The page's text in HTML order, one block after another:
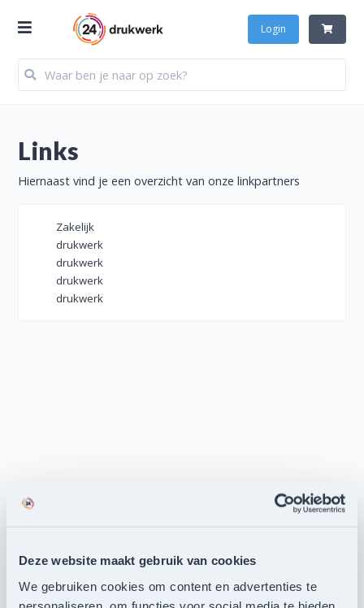
Deze website maakt gebruik van cookies
We gebruiken cookies om content en advertenties te
Login
Links
Hiernaast vind je een overzicht van onze linkpartners
Zakelijk
drukwerk
drukwerk
drukwerk
drukwerk